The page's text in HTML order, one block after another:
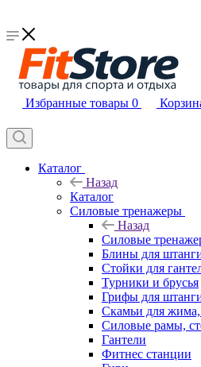
Избранные товары 0
Каталог
Назад
Каталог
Силовые тренажеры
Назад
Силовые
Блины для
Стойки для
Турники и брусья
Грифы для
Скамьи для жима,
Силовые рамы,
Гантели
Фитнес станции